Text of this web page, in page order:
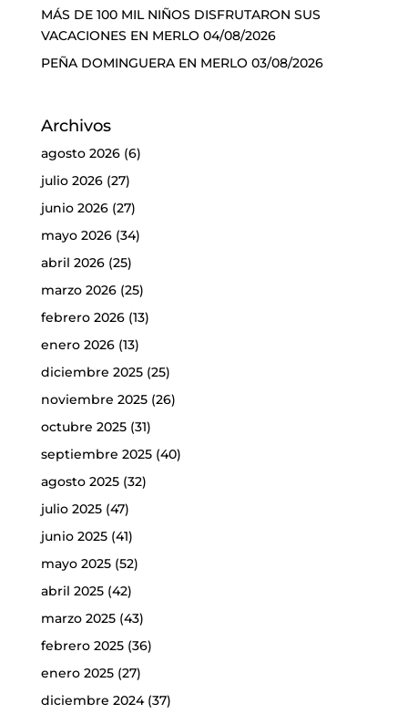
MÁS DE 100 MIL NIÑOS DISFRUTARON SUS
VACACIONES EN MERLO 04/08/2026
PEÑA DOMINGUERA EN MERLO 03/08/2026
Archivos
agosto 2026(6)
julio 2026(27)
junio 2026(27)
mayo 2026(34)
abril 2026(25)
marzo 2026(25)
febrero 2026(13)
enero 2026(13)
diciembre 2025(25)
noviembre 2025(26)
octubre 2025(31)
septiembre 2025(40)
agosto 2025(32)
julio 2025(47)
junio 2025(41)
mayo 2025(52)
abril 2025(42)
marzo 2025(43)
febrero 2025(36)
enero 2025(27)
diciembre 2024(37)